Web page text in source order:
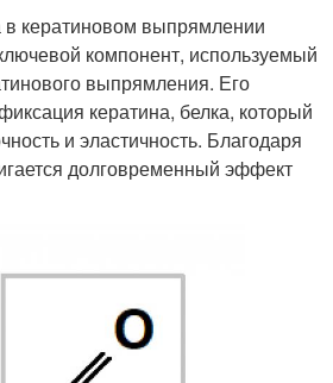
кератиновом выпрямлении
компонент, используемый
выпрямления. Его
кератина, белка, который
и эластичность. Благодаря
долговременный эффект